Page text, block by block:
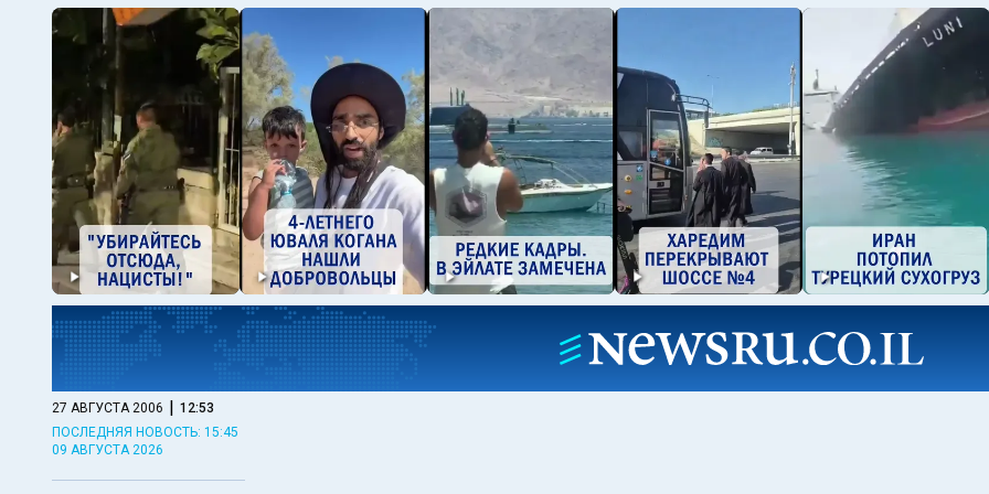
27 АВГУСТА 2006 | 12:53
ПОСЛЕДНЯЯ НОВОСТЬ: 15:45
09 АВГУСТА 2026